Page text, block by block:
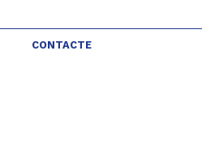
CONTACTE